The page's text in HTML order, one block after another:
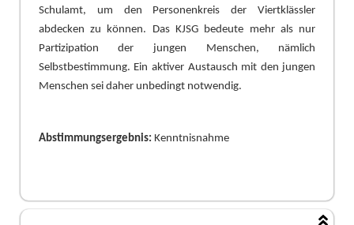
Schulamt, um den Personenkreis der Viertklässler
abdecken zu können. Das KJSG bedeute mehr als nur
Partizipation der jungen Menschen, nämlich
Selbstbestimmung. Ein aktiver Austausch mit den jungen
Menschen sei daher unbedingt notwendig.
Abstimmungsergebnis: Kenntnisnahme